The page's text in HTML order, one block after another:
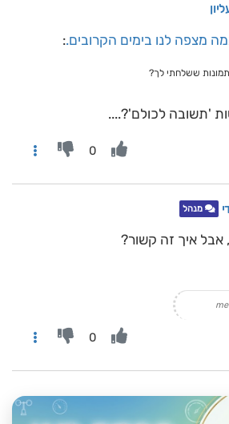
מה מצפה לנו בימים הקרובים.:
ששלחתי לך?
'תשובה לכולם'?....
0
מנהל
אבל איך זה קשור?
0